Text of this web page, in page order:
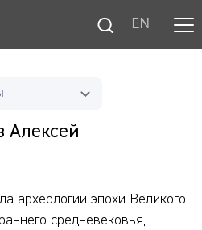
EN
Алексей
археологии эпохи Великого
средневековья,